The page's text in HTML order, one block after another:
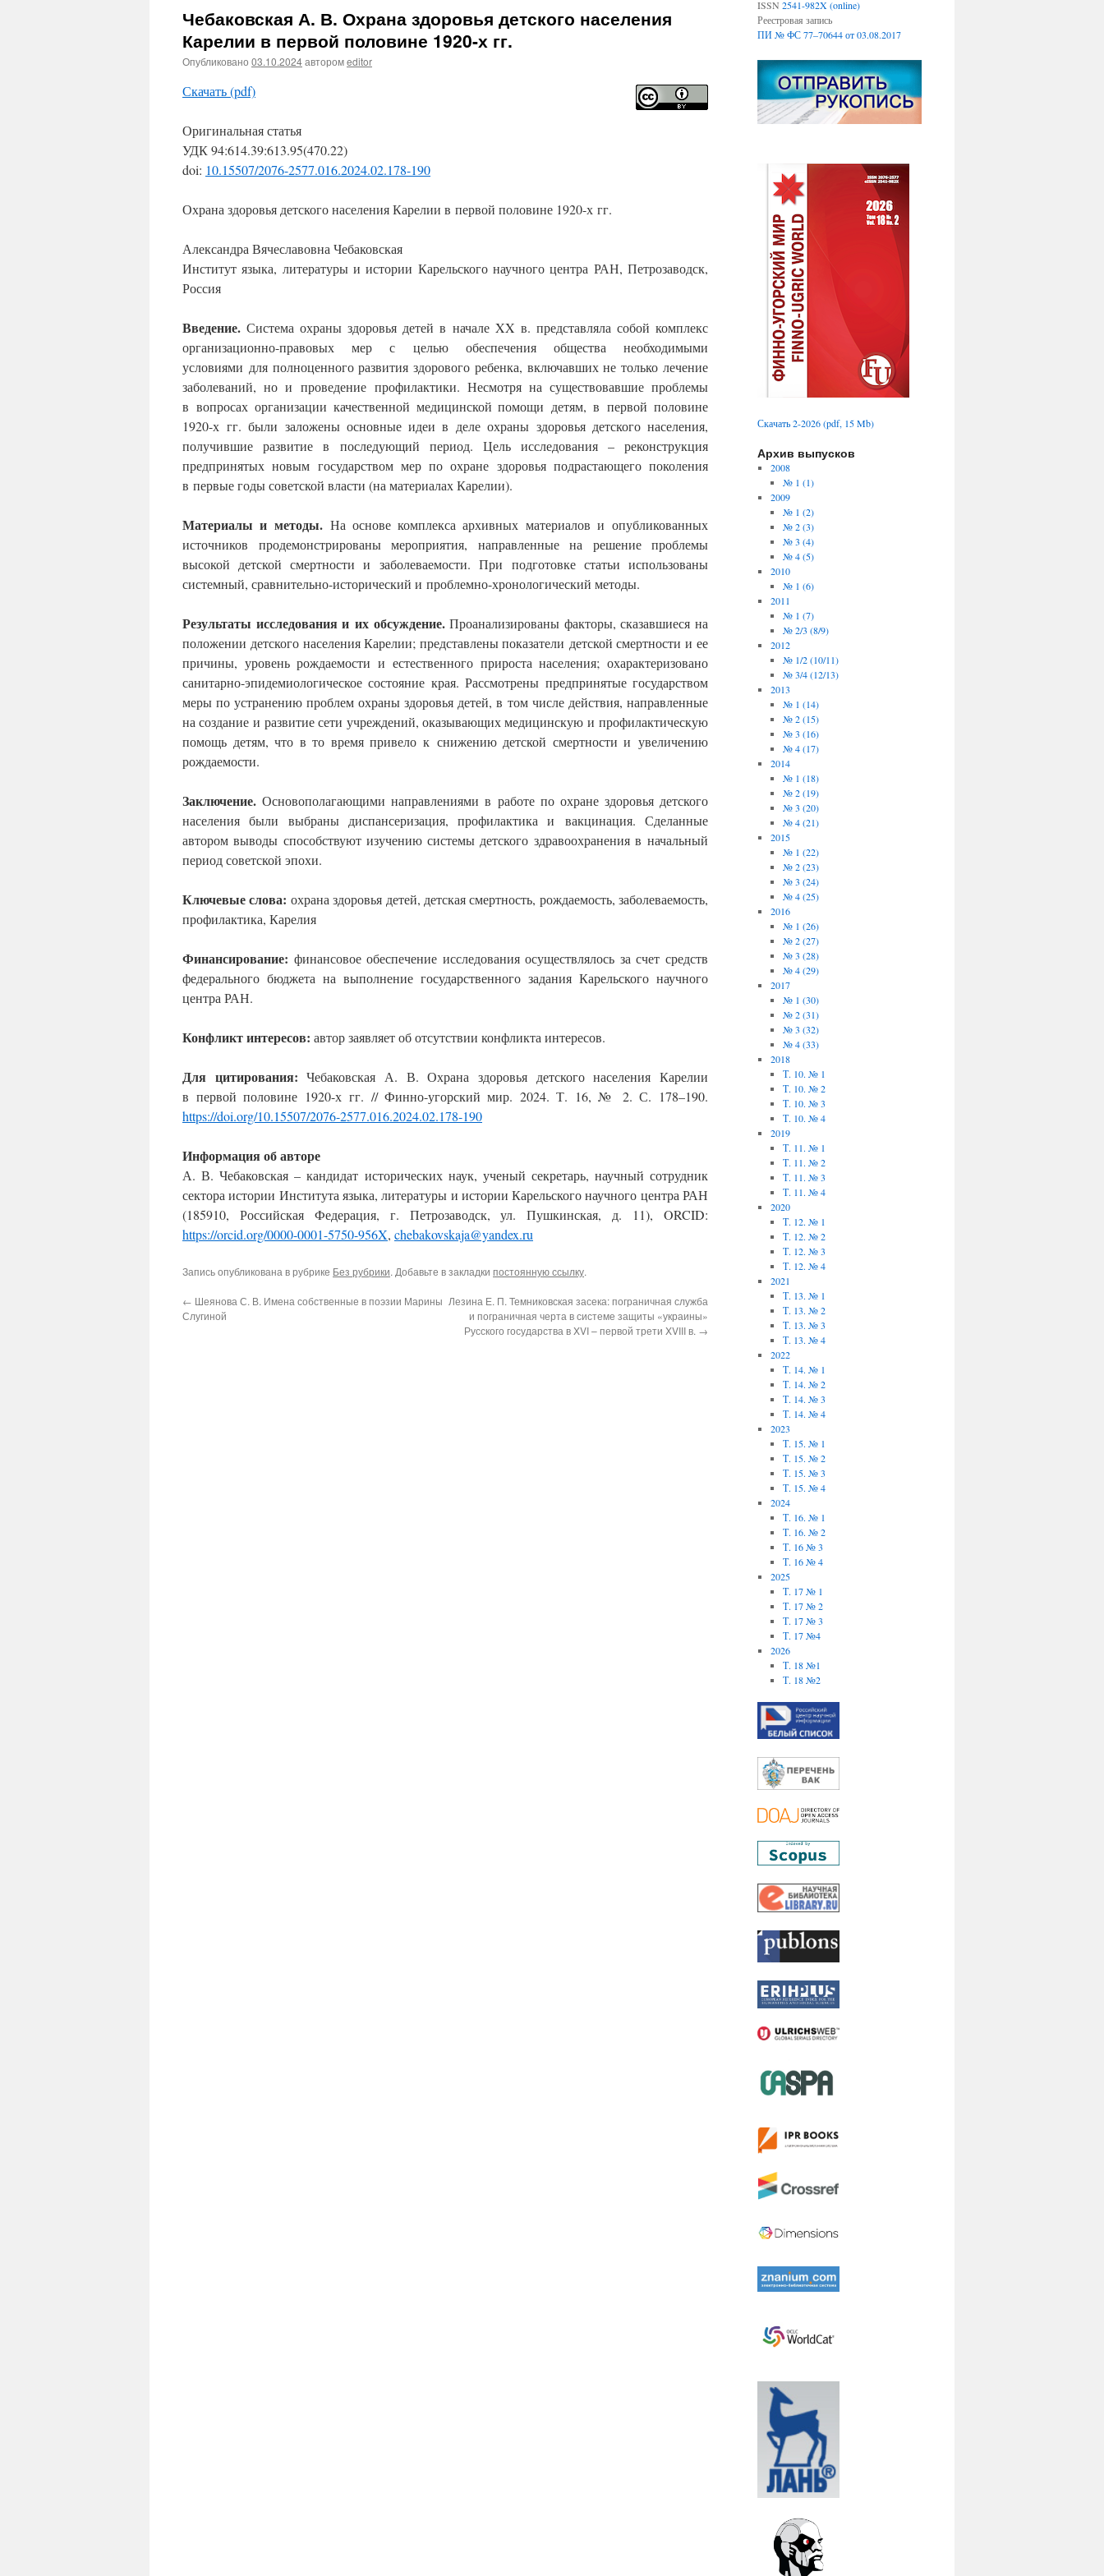
Чебаковская А. В. Охрана здоровья детского населения
Карелии в первой половине 1920-х гг.
Опубликовано 03.10.2024авторомeditor
Скачать (pdf)
Оригинальная статья
УДК 94:614.39:613.95(470.22)
doi: 10.15507/2076-2577.016.2024.02.178-190
Охрана здоровья детского населения Карелии в первой половине 1920-х гг.
Александра Вячеславовна Чебаковская
Институт языка, литературы и истории Карельского научного центра РАН, Петрозаводск,
Россия
Введение. Система охраны здоровья детей в начале XX в. представляла собой комплекс
организационно-правовых мер с целью обеспечения общества необходимыми
условиями для полноценного развития здорового ребенка, включавших не только лечение
заболеваний, но и проведение профилактики. Несмотря на существовавшие проблемы
в вопросах организации качественной медицинской помощи детям, в первой половине
1920-х гг. были заложены основные идеи в деле охраны здоровья детского населения,
получившие развитие в последующий период. Цель исследования – реконструкция
предпринятых новым государством мер по охране здоровья подрастающего поколения
в первые годы советской власти (на материалах Карелии).
Материалы и методы. На основе комплекса архивных материалов и опубликованных
источников продемонстрированы мероприятия, направленные на решение проблемы
высокой детской смертности и заболеваемости. При подготовке статьи использованы
системный, сравнительно-исторический и проблемно-хронологический методы.
Результаты исследования и их обсуждение. Проанализированы факторы, сказавшиеся на
положении детского населения Карелии; представлены показатели детской смертности и ее
причины, уровень рождаемости и естественного прироста населения; охарактеризовано
санитарно-эпидемиологическое состояние края. Рассмотрены предпринятые государством
меры по устранению проблем охраны здоровья детей, в том числе действия, направленные
на создание и развитие сети учреждений, оказывающих медицинскую и профилактическую
помощь детям, что в то время привело к снижению детской смертности и увеличению
рождаемости.
Заключение. Основополагающими направлениями в работе по охране здоровья детского
населения были выбраны диспансеризация, профилактика и вакцинация. Сделанные
автором выводы способствуют изучению системы детского здравоохранения в начальный
период советской эпохи.
Ключевые слова: охрана здоровья детей, детская смертность, рождаемость, заболеваемость,
профилактика, Карелия
Финансирование: финансовое обеспечение исследования осуществлялось за счет средств
федерального бюджета на выполнение государственного задания Карельского научного
центра РАН.
Конфликт интересов: автор заявляет об отсутствии конфликта интересов.
Для цитирования:Чебаковская А. В. Охрана здоровья детского населения Карелии
в первой половине 1920-х гг. // Финно-угорский мир. 2024. Т. 16, № 2. С. 178–190.
https://doi.org/10.15507/2076-2577.016.2024.02.178-190
Информация об авторе
А. В. Чебаковская– кандидат исторических наук, ученый секретарь, научный сотрудник
сектора истории Института языка, литературы и истории Карельского научного центра РАН
(185910, Российская Федерация, г. Петрозаводск, ул. Пушкинская, д. 11), ORCID:
https://orcid.org/0000-0001-5750-956X, chebakovskaja@yandex.ru
Запись опубликована в рубрике Без рубрики. Добавьте в закладки постоянную ссылку.
← Шеянова С. В. Имена собственные в поэзии Марины
Слугиной
Лезина Е. П. Темниковская засека: пограничная служба
и пограничная черта в системе защиты «украины»
Русского государства в XVI – первой трети XVIII в. →
ISSN 2541-982X (online)
Реестровая запись
ПИ № ФС 77–70644 от 03.08.2017
Скачать 2-2026 (pdf, 15 Mb)
Архив выпусков
2008
№ 1 (1)
2009
№ 1 (2)
№ 2 (3)
№ 3 (4)
№ 4 (5)
2010
№ 1 (6)
2011
№ 1 (7)
№ 2/3 (8/9)
2012
№ 1/2 (10/11)
№ 3/4 (12/13)
2013
№ 1 (14)
№ 2 (15)
№ 3 (16)
№ 4 (17)
2014
№ 1 (18)
№ 2 (19)
№ 3 (20)
№ 4 (21)
2015
№ 1 (22)
№ 2 (23)
№ 3 (24)
№ 4 (25)
2016
№ 1 (26)
№ 2 (27)
№ 3 (28)
№ 4 (29)
2017
№ 1 (30)
№ 2 (31)
№ 3 (32)
№ 4 (33)
2018
Т. 10. № 1
Т. 10. № 2
Т. 10. № 3
Т. 10. № 4
2019
Т. 11. № 1
Т. 11. № 2
Т. 11. № 3
Т. 11. № 4
2020
Т. 12. № 1
Т. 12. № 2
Т. 12. № 3
Т. 12. № 4
2021
Т. 13. № 1
Т. 13. № 2
Т. 13. № 3
Т. 13. № 4
2022
Т. 14. № 1
Т. 14. № 2
Т. 14. № 3
Т. 14. № 4
2023
Т. 15. № 1
Т. 15. № 2
Т. 15. № 3
Т. 15. № 4
2024
Т. 16. № 1
Т. 16. № 2
Т. 16 № 3
Т. 16 № 4
2025
Т. 17 № 1
Т. 17 № 2
Т. 17 № 3
Т. 17 №4
2026
Т. 18 №1
Т. 18 №2